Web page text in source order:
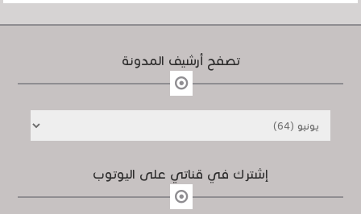
تصفح أرشيف المدونة
إشترك في قناتي على اليوتوب